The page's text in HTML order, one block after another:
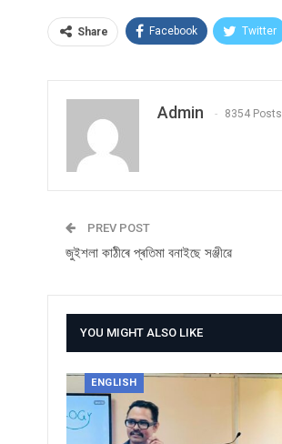
Share Facebook Twitter
Admin 8354 Posts
PREV POST
জুইশলা কাঠীৰে প্ৰতিমা বনাইছে সঞ্জীৱে
YOU MIGHT ALSO LIKE
ENGLISH